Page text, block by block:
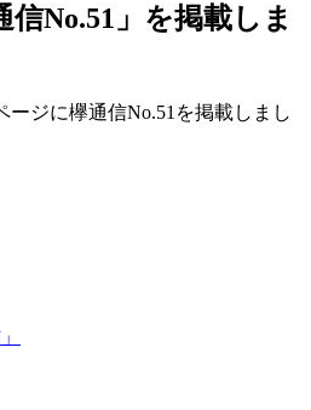
No.51」を掲載しま
ージに欅通信No.51を掲載しまし